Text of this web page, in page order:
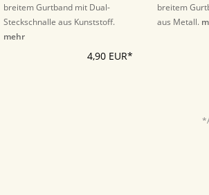
breitem Gurtband mit Dual-
Steckschnalle aus Kunststoff.
mehr
4,90 EUR*
breitem
aus Metall.